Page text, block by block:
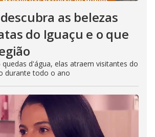
as belezas
do Iguaçu e o que
d'água, elas atraem visitantes do
durante todo o ano